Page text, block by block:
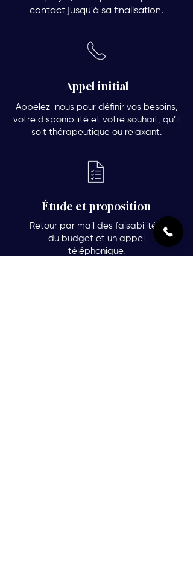
contact jusqu'à sa finalisation.
Appel initial
Appelez-nous pour définir vos besoins,
votre disponibilité et votre souhait, qu’il
soit thérapeutique ou relaxant.
Étude et proposition
Retour par mail des faisabilités,
du budget et un appel
téléphonique.